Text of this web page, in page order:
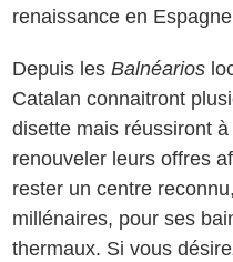
renaissance en
Depuis lesBalnéarios
Catalan connaitront
disette mais réussiront
renouveler leurs offres
rester un centre
millénaires, pour ses
thermaux. Si vous